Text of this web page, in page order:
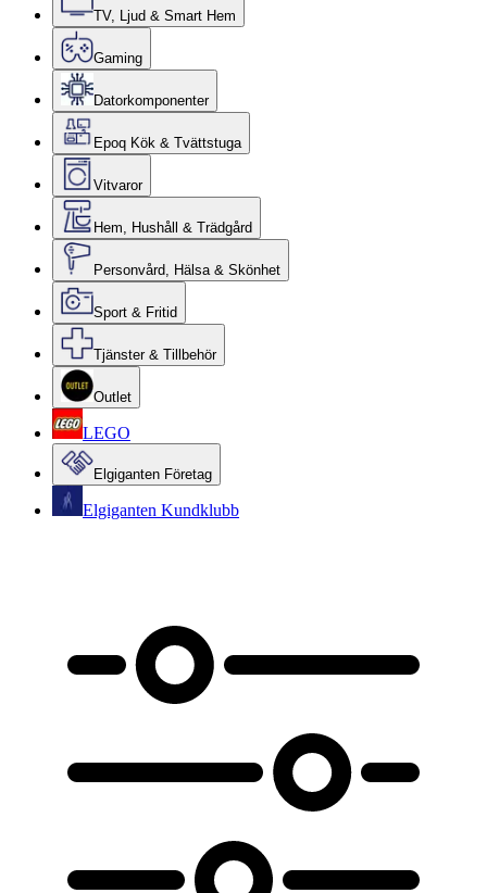
TV, Ljud & Smart Hem
Gaming
Datorkomponenter
Epoq Kök & Tvättstuga
Vitvaror
Hem, Hushåll & Trädgård
Personvård, Hälsa & Skönhet
Sport & Fritid
Tjänster & Tillbehör
Outlet
LEGO
Elgiganten Företag
Elgiganten Kundklubb